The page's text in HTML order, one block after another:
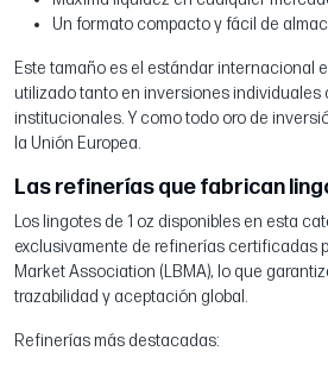
Un formato compacto y fácil de
Este tamaño es el estándar internacional
utilizado tanto en inversiones individuales
institucionales. Y como todo oro de
la Unión Europea.
Las refinerías que fabrican
Los lingotes de 1 oz disponibles en esta
exclusivamente de refinerías certificadas
Market Association (LBMA), lo que
trazabilidad y aceptación global.
Refinerías más destacadas: